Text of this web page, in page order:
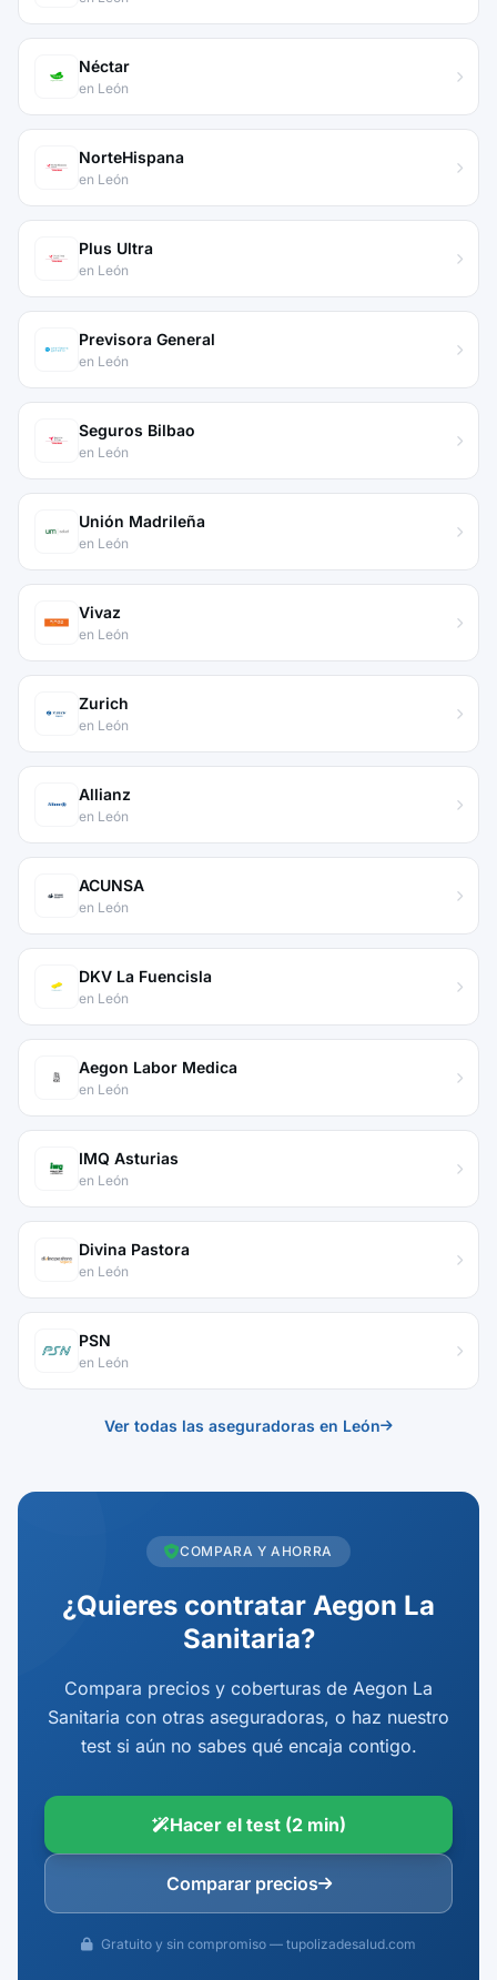
Néctar
en León
NorteHispana
en León
Plus Ultra
en León
Previsora General
en León
Seguros Bilbao
en León
Unión Madrileña
en León
Vivaz
en León
Zurich
en León
Allianz
en León
ACUNSA
en León
DKV La Fuencisla
en León
Aegon Labor Medica
en León
IMQ Asturias
en León
Divina Pastora
en León
PSN
en León
Ver todas las aseguradoras en León
COMPARA Y AHORRA
¿Quieres contratar Aegon La
Sanitaria?
Compara precios y coberturas de Aegon La
Sanitaria con otras aseguradoras, o haz nuestro
test si aún no sabes qué encaja contigo.
Hacer el test (2 min)
Comparar precios
Gratuito y sin compromiso — tupolizadesalud.com